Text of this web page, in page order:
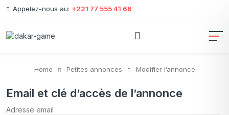
Appelez-nous au: +221 77 555 41 66
Home Petites annonces Modifier l’annonce
Email et clé d’accès de l’annonce
Adresse email